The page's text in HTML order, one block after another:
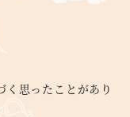
く思ったことがあり